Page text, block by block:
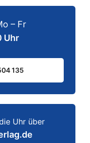
– Fr
Uhr
135
Uhr über